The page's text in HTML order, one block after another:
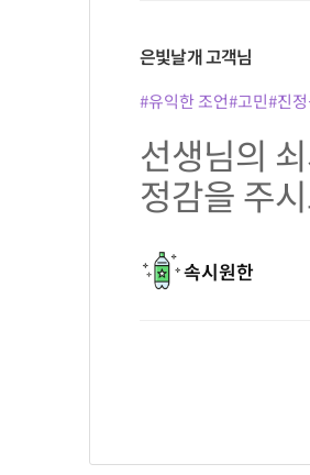
은빛날개고객님
#유익한 조언#고민#진
선생님의
정감을 주
속시원한